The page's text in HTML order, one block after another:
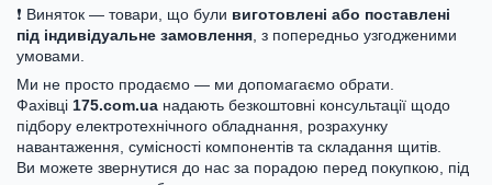
❗ Виняток — товари, що були виготовлені або поставлені
під індивідуальне замовлення , з попередньо узгодженими
умовами.
Ми не просто продаємо — ми допомагаємо обрати.
Фахівці 175.com.ua надають безкоштовні консультації щодо
підбору електротехнічного обладнання, розрахунку
навантаження, сумісності компонентів та складання щитів.
Ви можете звернутися до нас за порадою перед покупкою, під